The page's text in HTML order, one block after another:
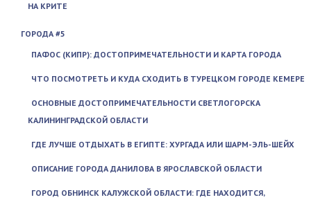
НА КРИТЕ
ГОРОДА #5
ПАФОС (КИПР): ДОСТОПРИМЕЧАТЕЛЬНОСТИ И КАРТА ГОРОДА
ЧТО ПОСМОТРЕТЬ И КУДА СХОДИТЬ В ТУРЕЦКОМ ГОРОДЕ КЕМЕРЕ
ОСНОВНЫЕ ДОСТОПРИМЕЧАТЕЛЬНОСТИ СВЕТЛОГОРСКА
КАЛИНИНГРАДСКОЙ ОБЛАСТИ
ГДЕ ЛУЧШЕ ОТДЫХАТЬ В ЕГИПТЕ: ХУРГАДА ИЛИ ШАРМ-ЭЛЬ-ШЕЙХ
ОПИСАНИЕ ГОРОДА ДАНИЛОВА В ЯРОСЛАВСКОЙ ОБЛАСТИ
ГОРОД ОБНИНСК КАЛУЖСКОЙ ОБЛАСТИ: ГДЕ НАХОДИТСЯ,